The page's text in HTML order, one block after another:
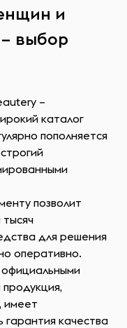
и
выбор
–
каталог
пополняется
позволит
для решения
оперативно.
имеет
гарантия качества